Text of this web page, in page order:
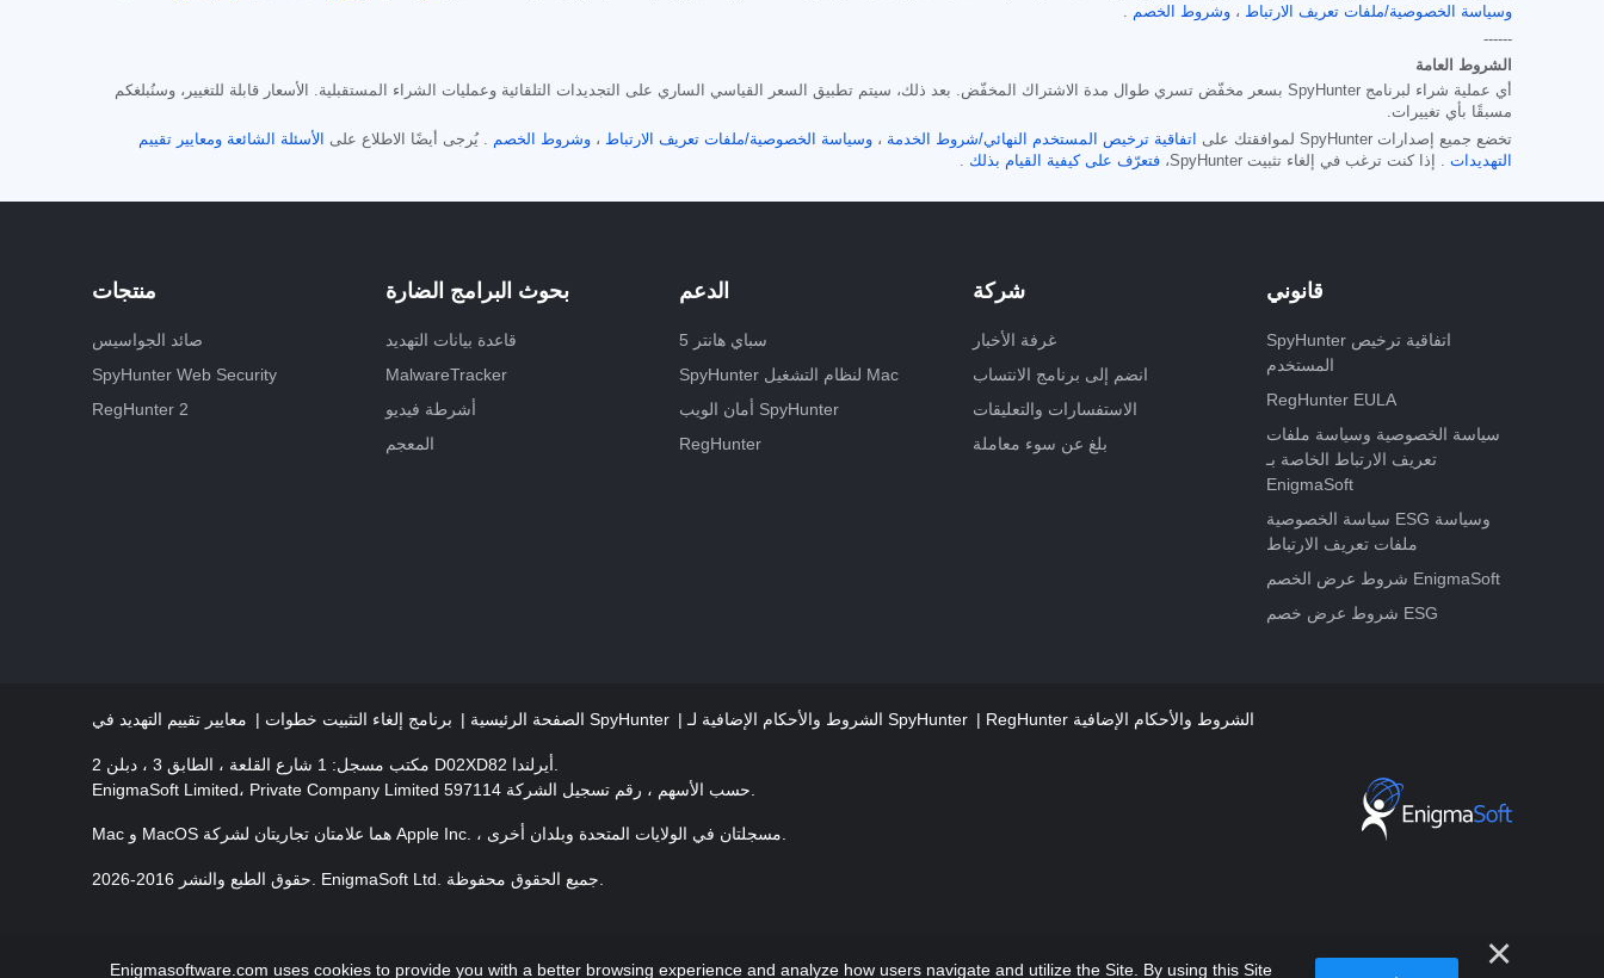
وسياسة الخصوصية/ملفات تعريف الارتباط ، وشروط الخصم
------
الشروط العامة
أي عملية شراء لبرنامج SpyHunter بسعر مخفّض تسري طوال مدة الاشتراك المخفّض. بعد ذلك، سيتم تطبيق السعر القياسي الساري على التجديدات التلقائية وعمليات الشراء المستقبلية. الأسعار قابلة للتغيير، وسنُبلغكم
مسبقًا بأي تغييرات.
تخضع جميع إصدارات SpyHunter لموافقتك على
اتفاقية ترخيص المستخدم النهائي/شروط الخدمة ، وسياسة الخصوصية/ملفات تعريف الارتباط ، وشروط الخصم . يُرجى أيضًا الاطلاع على الأسئلة الشائعة ومعايير تقييم
التهديدات . إذا كنت ترغب في إلغاء تثبيت SpyHunter، فتعرّف على كيفية القيام بذلك
منتجات
صائد الجواسيس
SpyHunter Web Security
RegHunter 2
بحوث البرامج الضارة
قاعدة بيانات التهديد
MalwareTracker
أشرطة فيديو
المعجم
الدعم
سباي هانتر 5
SpyHunter لنظام التشغيل Mac
أمان الويب SpyHunter
RegHunter
شركة
غرفة الأخبار
انضم إلى برنامج الانتساب
الاستفسارات والتعليقات
بلغ عن سوء معاملة
قانوني
SpyHunter اتفاقية ترخيص
المستخدم
RegHunter EULA
سياسة الخصوصية وسياسة ملفات
تعريف الارتباط الخاصة بـ
EnigmaSoft
سياسة الخصوصية ESG وسياسة
ملفات تعريف الارتباط
شروط عرض الخصم EnigmaSoft
شروط عرض خصم ESG
الصفحة الرئيسية برنامج إلغاء التثبيت خطوات معايير تقييم التهديد في SpyHunter الشروط والأحكام الإضافية لـ SpyHunter RegHunter الشروط والأحكام الإضافية
Mac و MacOS هما علامتان تجاريتان لشركة Apple Inc. ، مسجلتان في الولايات المتحدة وبلدان أخرى.
Enigmasoftware.com uses cookies to provide you with a better browsing experience and analyze how users navigate and utilize the Site. By using this Site